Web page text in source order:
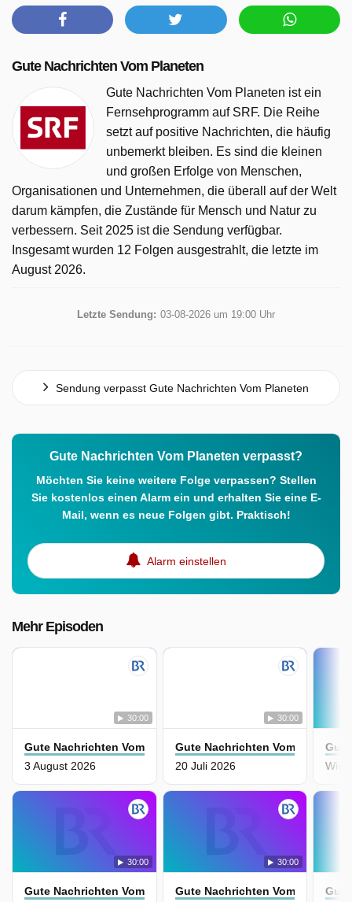
Gute Nachrichten Vom Planeten
Gute Nachrichten Vom Planeten ist ein
Fernsehprogramm auf SRF. Die Reihe
setzt auf positive Nachrichten, die häufig
unbemerkt bleiben. Es sind die kleinen
und großen Erfolge von Menschen,
Organisationen und Unternehmen, die überall auf der Welt
darum kämpfen, die Zustände für Mensch und Natur zu
verbessern. Seit 2025 ist die Sendung verfügbar.
Insgesamt wurden 12 Folgen ausgestrahlt, die letzte im
August 2026.
Letzte Sendung: 03-08-2026 um 19:00 Uhr
Sendung verpasst Gute Nachrichten Vom Planeten
Gute Nachrichten Vom Planeten verpasst?
Möchten Sie keine weitere Folge verpassen? Stellen
Sie kostenlos einen Alarm ein und erhalten Sie eine E-
Mail, wenn es neue Folgen gibt. Praktisch!
Alarm einstellen
Mehr Episoden
30:00
Gute Nachrichten Vom Planeten
3 August 2026
30:00
Gute Nachrichten Vom Planeten
20 Juli 2026
30:00
Gute Nachrichten Vom Planeten
30:00
Gute Nachrichten Vom Planeten